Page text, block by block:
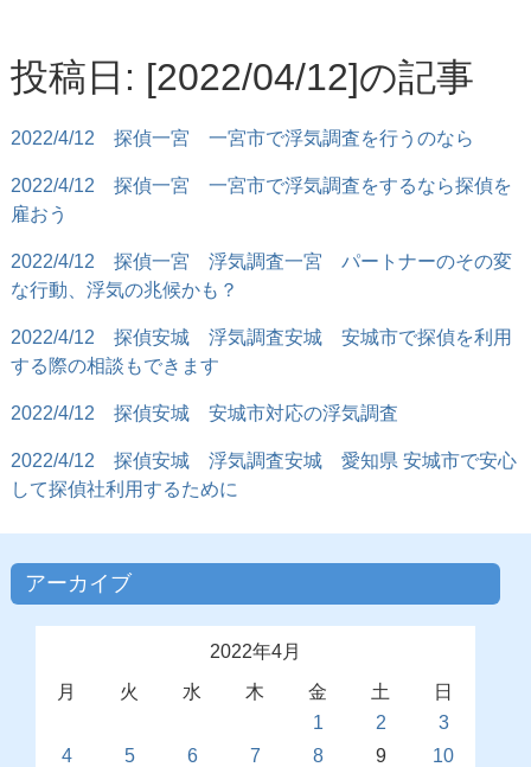
投稿日: [2022/04/12]の記事
2022/4/12 探偵一宮 一宮市で浮気調査を行うのなら
2022/4/12
探偵一宮 一宮市で浮気調査をするなら探偵を
雇おう
2022/4/12
探偵一宮 浮気調査一宮 パートナーのその変
な行動、浮気の兆候かも？
2022/4/12
探偵安城 浮気調査安城 安城市で探偵を利用
する際の相談もできます
2022/4/12 探偵安城 安城市対応の浮気調査
2022/4/12
探偵安城 浮気調査安城 愛知県 安城市で安心
して探偵社利用するために
アーカイブ
2022年4月
月
火 水 木 金 土
日
1
2
3
4
5 6 7 8 9
10